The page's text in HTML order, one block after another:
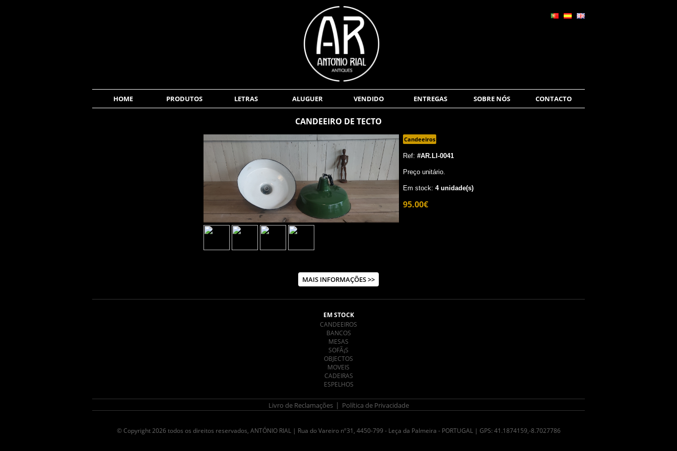
HOME PRODUTOS LETRAS ALUGUER VENDIDO ENTREGAS SOBRE NÓS CONTACTO
CANDEEIRO DE TECTO
Candeeiros
Ref: #AR.LI-0041
Preço unitário.
Em stock: 4 unidade(s)
95.00€
MAIS INFORMAÇÕES >>
EM STOCK
CANDEEIROS
BANCOS
MESAS
SOFÃ¡S
OBJECTOS
MOVEIS
CADEIRAS
ESPELHOS
Livro de Reclamações | Política de Privacidade
© Copyright 2026 todos os direitos reservados, ANTÓNIO RIAL | Rua do Vareiro nº31, 4450-799 - Leça da Palmeira - PORTUGAL | GPS: 41.1874159,-8.7027786